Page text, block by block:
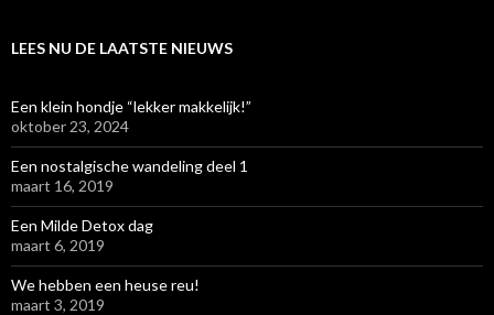
LEES NU DE LAATSTE NIEUWS
Een klein hondje “lekker makkelijk!”
oktober 23, 2024
Een nostalgische wandeling deel 1
maart 16, 2019
Een Milde Detox dag
maart 6, 2019
We hebben een heuse reu!
maart 3, 2019